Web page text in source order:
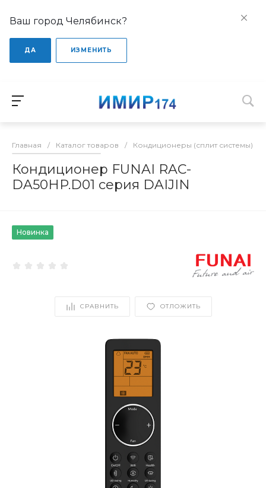
Ваш город Челябинск?
ДА ИЗМЕНИТЬ
Главная / Каталог товаров / Кондиционеры (сплит системы)
Кондиционер FUNAI RAC-
DA50HP.D01 серия DAIJIN
Новинка
СРАВНИТЬ ОТЛОЖИТЬ